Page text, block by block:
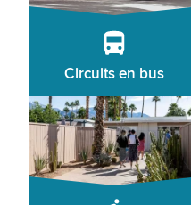
Circuits en bus